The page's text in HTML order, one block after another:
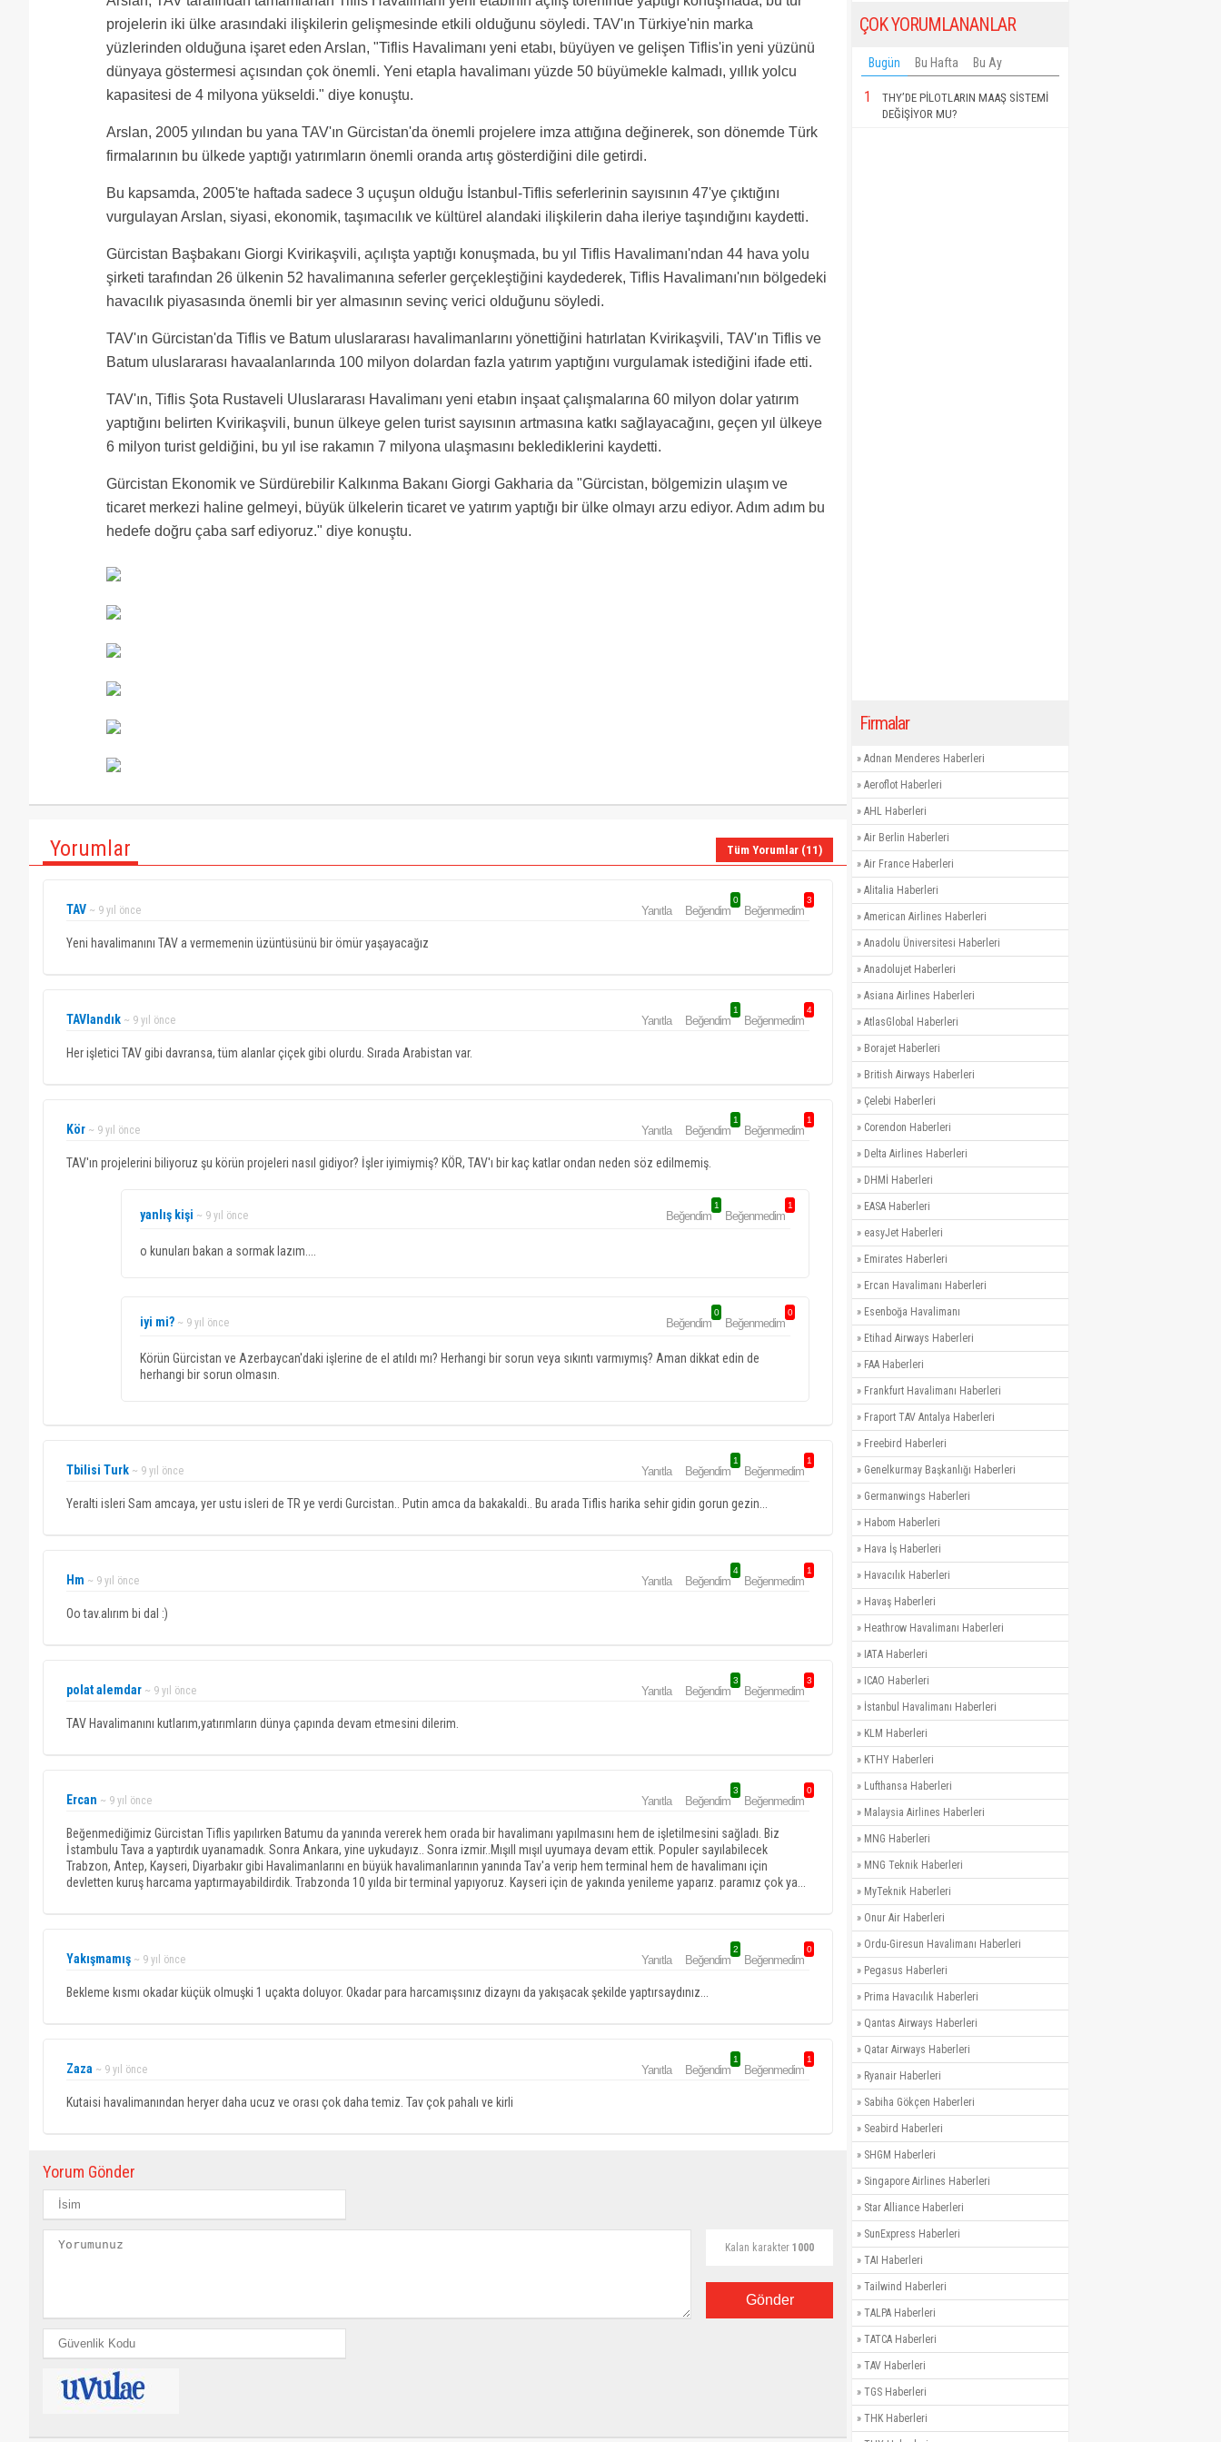
projelerin iki ülke arasındaki ilişkilerin gelişmesinde etkili olduğunu söyledi. TAV'ın Türkiye'nin marka
yüzlerinden olduğuna işaret eden Arslan, "Tiflis Havalimanı yeni etabı, büyüyen ve gelişen Tiflis'in yeni yüzünü
dünyaya göstermesi açısından çok önemli. Yeni etapla havalimanı yüzde 50 büyümekle kalmadı, yıllık yolcu
kapasitesi de 4 milyona yükseldi." diye konuştu.
Arslan, 2005 yılından bu yana TAV'ın Gürcistan'da önemli projelere imza attığına değinerek, son dönemde Türk
firmalarının bu ülkede yaptığı yatırımların önemli oranda artış gösterdiğini dile getirdi.
Bu kapsamda, 2005'te haftada sadece 3 uçuşun olduğu İstanbul-Tiflis seferlerinin sayısının 47'ye çıktığını
vurgulayan Arslan, siyasi, ekonomik, taşımacılık ve kültürel alandaki ilişkilerin daha ileriye taşındığını kaydetti.
Gürcistan Başbakanı Giorgi Kvirikaşvili, açılışta yaptığı konuşmada, bu yıl Tiflis Havalimanı'ndan 44 hava yolu
şirketi tarafından 26 ülkenin 52 havalimanına seferler gerçekleştiğini kaydederek, Tiflis Havalimanı'nın bölgedeki
havacılık piyasasında önemli bir yer almasının sevinç verici olduğunu söyledi.
TAV'ın Gürcistan'da Tiflis ve Batum uluslararası havalimanlarını yönettiğini hatırlatan Kvirikaşvili, TAV'ın Tiflis ve
Batum uluslararası havaalanlarında 100 milyon dolardan fazla yatırım yaptığını vurgulamak istediğini ifade etti.
TAV'ın, Tiflis Şota Rustaveli Uluslararası Havalimanı yeni etabın inşaat çalışmalarına 60 milyon dolar yatırım
yaptığını belirten Kvirikaşvili, bunun ülkeye gelen turist sayısının artmasına katkı sağlayacağını, geçen yıl ülkeye
6 milyon turist geldiğini, bu yıl ise rakamın 7 milyona ulaşmasını beklediklerini kaydetti.
Gürcistan Ekonomik ve Sürdürebilir Kalkınma Bakanı Giorgi Gakharia da "Gürcistan, bölgemizin ulaşım ve
ticaret merkezi haline gelmeyi, büyük ülkelerin ticaret ve yatırım yaptığı bir ülke olmayı arzu ediyor. Adım adım bu
hedefe doğru çaba sarf ediyoruz." diye konuştu.
Yorumlar Tüm Yorumlar (11)
TAV ~ 9 yıl önce Yanıtla Beğendim
0
Beğenmedim
3
Yeni havalimanını TAV a vermemenin üzüntüsünü bir ömür yaşayacağız
TAVlandık ~ 9 yıl önce Yanıtla Beğendim
1
Beğenmedim
4
Her işletici TAV gibi davransa, tüm alanlar çiçek gibi olurdu. Sırada Arabistan var.
Kör ~ 9 yıl önce Yanıtla Beğendim
1
Beğenmedim
1
TAV'ın projelerini biliyoruz şu körün projeleri nasıl gidiyor? İşler iyimiymiş? KÖR, TAV'ı bir kaç katlar ondan neden söz edilmemiş.
yanlış kişi ~ 9 yıl önce Beğendim
1
Beğenmedim
1
o kunuları bakan a sormak lazım....
iyi mi? ~ 9 yıl önce Beğendim
0
Beğenmedim
0
Körün Gürcistan ve Azerbaycan'daki işlerine de el atıldı mı? Herhangi bir sorun veya sıkıntı varmıymış? Aman dikkat edin de
herhangi bir sorun olmasın.
Tbilisi Turk ~ 9 yıl önce Yanıtla Beğendim
1
Beğenmedim
1
Yeralti isleri Sam amcaya, yer ustu isleri de TR ye verdi Gurcistan.. Putin amca da bakakaldi.. Bu arada Tiflis harika sehir gidin gorun gezin...
Hm ~ 9 yıl önce Yanıtla Beğendim
4
Beğenmedim
1
Oo tav.alırım bi dal :)
polat alemdar ~ 9 yıl önce Yanıtla Beğendim
3
Beğenmedim
3
TAV Havalimanını kutlarım,yatırımların dünya çapında devam etmesini dilerim.
Ercan ~ 9 yıl önce Yanıtla Beğendim
3
Beğenmedim
0
Beğenmediğimiz Gürcistan Tiflis yapılırken Batumu da yanında vererek hem orada bir havalimanı yapılmasını hem de işletilmesini sağladı. Biz
İstambulu Tava a yaptırdık uyanamadık. Sonra Ankara, yine uykudayız.. Sonra izmir..Mışıll mışıl uyumaya devam ettik. Populer sayılabilecek
Trabzon, Antep, Kayseri, Diyarbakır gibi Havalimanlarını en büyük havalimanlarının yanında Tav'a verip hem terminal hem de havalimanı için
devletten kuruş harcama yaptırmayabildirdik. Trabzonda 10 yılda bir terminal yapıyoruz. Kayseri için de yakında yenileme yaparız. paramız çok ya...
Yakışmamış ~ 9 yıl önce Yanıtla Beğendim
2
Beğenmedim
0
Bekleme kısmı okadar küçük olmuşki 1 uçakta doluyor. Okadar para harcamışsınız dizaynı da yakışacak şekilde yaptırsaydınız...
Zaza ~ 9 yıl önce Yanıtla Beğendim
1
Beğenmedim
1
Kutaisi havalimanından heryer daha ucuz ve orası çok daha temiz. Tav çok pahalı ve kirli
Yorum Gönder
Kalan karakter 1000
Gönder
ÇOK YORUMLANANLAR
Bugün Bu Hafta Bu Ay
1
THY’DE PİLOTLARIN MAAŞ SİSTEMİ
DEĞİŞİYOR MU?
Firmalar
» Adnan Menderes Haberleri
» Aeroflot Haberleri
» AHL Haberleri
» Air Berlin Haberleri
» Air France Haberleri
» Alitalia Haberleri
» American Airlines Haberleri
» Anadolu Üniversitesi Haberleri
» Anadolujet Haberleri
» Asiana Airlines Haberleri
» AtlasGlobal Haberleri
» Borajet Haberleri
» British Airways Haberleri
» Çelebi Haberleri
» Corendon Haberleri
» Delta Airlines Haberleri
» DHMİ Haberleri
» EASA Haberleri
» easyJet Haberleri
» Emirates Haberleri
» Ercan Havalimanı Haberleri
» Esenboğa Havalimanı
» Etihad Airways Haberleri
» FAA Haberleri
» Frankfurt Havalimanı Haberleri
» Fraport TAV Antalya Haberleri
» Freebird Haberleri
» Genelkurmay Başkanlığı Haberleri
» Germanwings Haberleri
» Habom Haberleri
» Hava İş Haberleri
» Havacılık Haberleri
» Havaş Haberleri
» Heathrow Havalimanı Haberleri
» IATA Haberleri
» ICAO Haberleri
» İstanbul Havalimanı Haberleri
» KLM Haberleri
» KTHY Haberleri
» Lufthansa Haberleri
» Malaysia Airlines Haberleri
» MNG Haberleri
» MNG Teknik Haberleri
» MyTeknik Haberleri
» Onur Air Haberleri
» Ordu-Giresun Havalimanı Haberleri
» Pegasus Haberleri
» Prima Havacılık Haberleri
» Qantas Airways Haberleri
» Qatar Airways Haberleri
» Ryanair Haberleri
» Sabiha Gökçen Haberleri
» Seabird Haberleri
» SHGM Haberleri
» Singapore Airlines Haberleri
» Star Alliance Haberleri
» SunExpress Haberleri
» TAI Haberleri
» Tailwind Haberleri
» TALPA Haberleri
» TATCA Haberleri
» TAV Haberleri
» TGS Haberleri
» THK Haberleri